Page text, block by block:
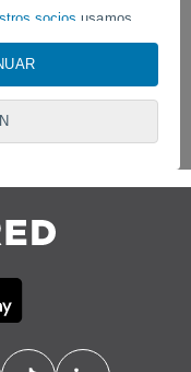
socios usamos
similares para
como su
algunos
en virtud de un
Para ello,
en"Configurar"o
el siguiente
y/o acceder a
anuncios
crear un